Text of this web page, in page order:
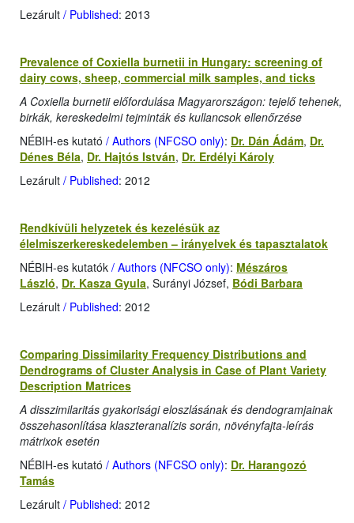
Lezárult / Published: 2013
Prevalence of Coxiella burnetii in Hungary: screening of
dairy cows, sheep, commercial milk samples, and ticks
A Coxiella burnetii előfordulása Magyarországon: tejelő tehenek,
birkák, kereskedelmi tejminták és kullancsok ellenőrzése
NÉBIH-es kutató / Authors (NFCSO only): Dr. Dán Ádám, Dr.
Dénes Béla, Dr. Hajtós István, Dr. Erdélyi Károly
Lezárult / Published: 2012
Rendkívüli helyzetek és kezelésük az
élelmiszerkereskedelemben – irányelvek és tapasztalatok
NÉBIH-es kutatók / Authors (NFCSO only): Mészáros
László, Dr. Kasza Gyula, Surányi József, Bódi Barbara
Lezárult / Published: 2012
Comparing Dissimilarity Frequency Distributions and
Dendrograms of Cluster Analysis in Case of Plant Variety
Description Matrices
A disszimilaritás gyakorisági eloszlásának és dendogramjainak
összehasonlítása klaszteranalízis során, növényfajta-leírás
mátrixok esetén
NÉBIH-es kutató / Authors (NFCSO only): Dr. Harangozó
Tamás
Lezárult / Published: 2012